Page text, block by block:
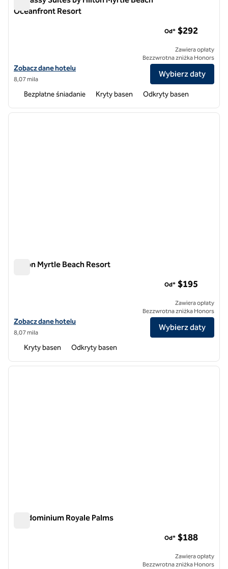
Oceanfront Resort
Zobacz szczegóły hotelu Embassy Suites by Hilton Myrtle Beach
Zobacz dane hotelu
8,07 mila
Od* $292
Zawiera opłaty
Bezzwrotna zniżka Honors
Wybierz daty
Bezpłatne śniadanie Kryty basen Odkryty basen
1 z 12
Hilton Myrtle Beach Resort
Zobacz szczegóły hotelu Hilton Myrtle Beach Resort
Zobacz dane hotelu
8,07 mila
Od* $195
Zawiera opłaty
Bezzwrotna zniżka Honors
Wybierz daty
Kryty basen Odkryty basen
1 z 12
Kondominium Royale Palms
Od* $188
Zawiera opłaty
Bezzwrotna zniżka Honors